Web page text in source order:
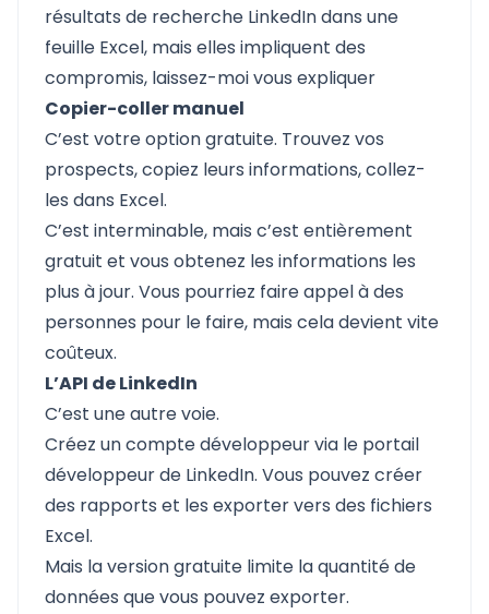
résultats de recherche LinkedIn dans une
feuille Excel, mais elles impliquent des
compromis, laissez-moi vous expliquer
Copier-coller manuel
C’est votre option gratuite. Trouvez vos
prospects, copiez leurs informations, collez-
les dans Excel.
C’est interminable, mais c’est entièrement
gratuit et vous obtenez les informations les
plus à jour. Vous pourriez faire appel à des
personnes pour le faire, mais cela devient vite
coûteux.
L’API de LinkedIn
C’est une autre voie.
Créez un compte développeur via le portail
développeur de LinkedIn. Vous pouvez créer
des rapports et les exporter vers des fichiers
Excel.
Mais la version gratuite limite la quantité de
données que vous pouvez exporter.